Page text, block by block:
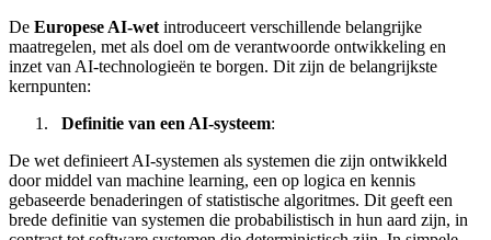
De Europese AI-wet introduceert verschillende belangrijke
maatregelen, met als doel om de verantwoorde ontwikkeling en
inzet van AI-technologieën te borgen. Dit zijn de belangrijkste
kernpunten:
Definitie van een AI-systeem:
De wet definieert AI-systemen als systemen die zijn ontwikkeld
door middel van machine learning, een op logica en kennis
gebaseerde benaderingen of statistische algoritmes. Dit geeft een
brede definitie van systemen die probabilistisch in hun aard zijn, in